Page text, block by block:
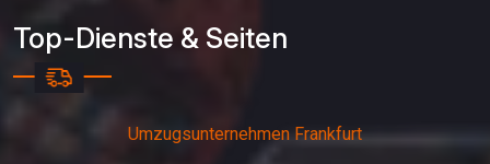
Top-Dienste & Seiten
Umzugsunternehmen Frankfurt